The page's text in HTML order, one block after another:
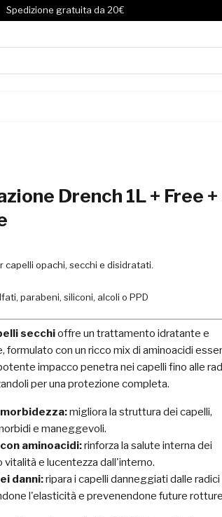
Spedizione gratuita da 20€
Drench 1L + Free +
capelli opachi, secchi e disidratati.
parabeni, siliconi, alcoli o PPD
secchioffre un trattamento idratante e
formulato con un ricco mix di aminoacidi
impacco penetra nei capelli fino alle
per una protezione completa.
migliora la struttura dei capelli,
e maneggevoli.
aminoacidi:rinforza la salute interna dei
vitalità e lucentezza dall'interno.
danni:ripara i capelli danneggiati dalle radici
l'elasticità e prevenendone future